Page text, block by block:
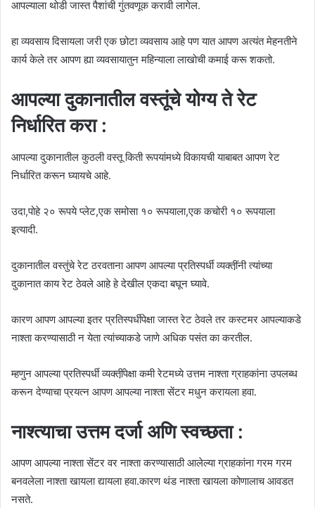
आपल्याला थोडी जास्त पैशांची गुंतवणूक करावी लागेल.
हा व्यवसाय दिसायला जरी एक छोटा व्यवसाय आहे पण यात आपण अत्यंत मेहनतीने
कार्य केले तर आपण ह्या व्यवसायातुन महिन्याला लाखोची कमाई करू शकतो.
आपल्या दुकानातील वस्तूंचे योग्य ते रेट
निर्धारित करा :
आपल्या दुकानातील कुठली वस्तू किती रूपयांमध्ये विकायची याबाबत आपण रेट
निर्धारित करून घ्यायचे आहे.
उदा,पोहे २० रूपये प्लेट,एक समोसा १० रूपयाला,एक कचोरी १० रूपयाला
इत्यादी.
दुकानातील वस्तुंचे रेट ठरवताना आपण आपल्या प्रतिस्पर्धी व्यक्ती़ंनी त्यांच्या
दुकानात काय रेट ठेवले आहे हे देखील एकदा बघून घ्यावे.
कारण आपण आपल्या इतर प्रतिस्पर्धीपेक्षा जास्त रेट ठेवले तर कस्टमर आपल्याकडे
नाश्ता करण्यासाठी न येता त्यांच्याकडे जाणे अधिक पसंत का करतील.
म्हणुन आपल्या प्रतिस्पर्धी व्यक्ती़ंपेक्षा कमी रेटमध्ये उत्तम नाश्ता ग्राहकांना उपलब्ध
करून देण्याचा प्रयत्न आपण आपल्या नाश्ता सेंटर मधुन करायला हवा.
नाश्त्याचा उत्तम दर्जा अणि स्वच्छता :
आपण आपल्या नाश्ता सेंटर वर नाश्ता करण्यासाठी आलेल्या ग्राहकांना गरम गरम
बनवलेला नाश्ता खायला द्यायला हवा.कारण थंड नाश्ता खायला कोणालाच आवडत
नसते.